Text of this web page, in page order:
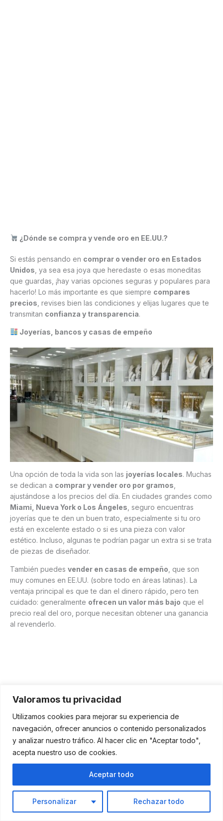
Valoramos tu privacidad
Utilizamos cookies para mejorar su experiencia de
navegación, ofrecer anuncios o contenido personalizados
y analizar nuestro tráfico. Al hacer clic en "Aceptar todo",
acepta nuestro uso de cookies.
Personalizar Rechazar todo
Aceptar todo
¿Dónde se compra y vende oro en EE.UU.?
Si estás pensando en comprar o vender oro en Estados
Unidos , ya sea esa joya que heredaste o esas moneditas
que guardas, ¡hay varias opciones seguras y populares para
hacerlo! Lo más importante es que siempre compares
precios , revises bien las condiciones y elijas lugares que te
transmitan confianza y transparencia.
Joyerías, bancos y casas de empeño
Una opción de toda la vida son las joyerías locales. Muchas
se dedican a comprar y vender oro por gramos
ajustándose a los precios del día. En ciudades grandes como
Miami, Nueva York o Los Ángeles , seguro encuentras
joyerías que te den un buen trato, especialmente si tu oro
está en excelente estado o si es una pieza con valor
estético. Incluso, algunas te podrían pagar un extra si se trata
de piezas de diseñador.
También puedes vender en casas de empeño , que son
muy comunes en EE.UU. (sobre todo en áreas latinas). La
ventaja principal es que te dan el dinero rápido, pero ten
cuidado: generalmente ofrecen un valor más bajo que el
precio real del oro, porque necesitan obtener una ganancia
al revenderlo.